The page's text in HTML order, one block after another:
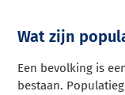
Wat zijn
Een bevolking is
bestaan.